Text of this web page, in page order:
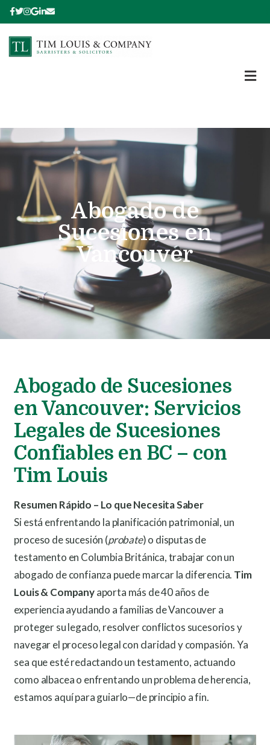
Abogado de
Sucesiones en
Vancouver
Abogado de Sucesiones
en Vancouver: Servicios
Legales de Sucesiones
Confiables en BC – con
Tim Louis
Resumen Rápido – Lo que Necesita Saber
Si está enfrentando la planificación patrimonial, un
proceso de sucesión (probate) o disputas de
testamento en Columbia Británica, trabajar con un
abogado de confianza puede marcar la diferencia. Tim
Louis & Companyaporta más de 40 años de
experiencia ayudando a familias de Vancouver a
proteger su legado, resolver conflictos sucesorios y
navegar el proceso legal con claridad y compasión. Ya
sea que esté redactando un testamento, actuando
como albacea o enfrentando un problema de herencia,
estamos aquí para guiarlo—de principio a fin.